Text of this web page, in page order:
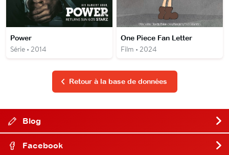
Power
Série • 2014
One Piece Fan Letter
Film • 2024
Retour à la base de données
Blog
Facebook